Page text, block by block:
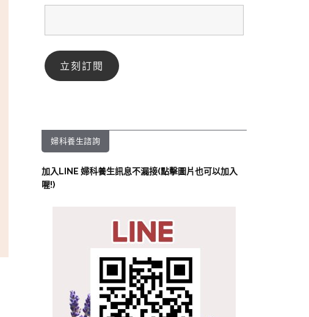
婦科養生諮詢
加入LINE 婦科養生訊息不漏接(點擊圖片也可以加入
喔!)